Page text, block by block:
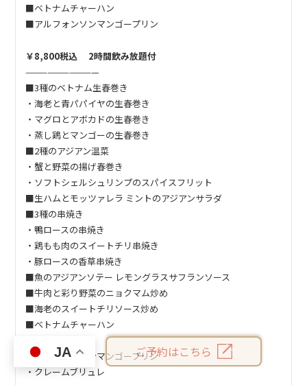
ご予約はこちら
■ベトナムチャーハン
■アルフォンソンマンゴープリン
￥8,800税込 2時間飲み放題付
——————————
■3種のベトナム生春巻き
・海老と青パパイヤの生春巻き
・マグロとアボカドの生春巻き
・蒸し鶏とマンゴーの生春巻き
■2種のアジアン温菜
・蟹と野菜の揚げ春巻き
・ソフトシェルシュリンプのスパイスフリット
■生ハムとモッツァレラ ミントのアジアンサラダ
■3種の串焼き
・鴨ロースの串焼き
・鶏もも肉のスイートチリ串焼き
・豚ロースの香草串焼き
■魚のアジアンソテー レモングラスサフランソース
■牛肉と彩り野菜のニョクマム炒め
■海老のスイートチリソース炒め
■ベトナムチャーハン
・アルフォンソンマンゴープリン
・クレームブリュレ
JA